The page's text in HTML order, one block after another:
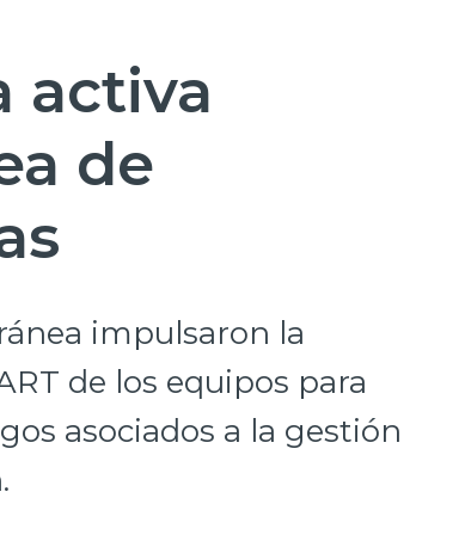
activa
de
impulsaron la
de los equipos para
asociados a la gestión